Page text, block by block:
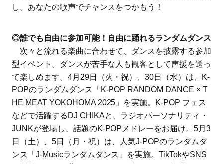
し。あなたの歌声でチャンスをつかもう！
◎誰でも自由に参加可能！自由に踊れるランダムダンス
次々と流れる楽曲に合わせて、ダンスを披露する参加
型イベント。ダンスが苦手な人も観客として声援を送っ
て楽しめます。4月29日（火・祝）、30日（水）は、K-
POPのランダムダンス「K-POP RANDOM DANCE × T
HE MEAT YOKOHOMA 2025」を実施。K-POP フェス
などで活躍するDJ CHIKAと、ラジオパーソナリティ・
JUNKが登場し、話題のK-POPメドレーをお届け。5月3
日（土）、5日（月・祝）は、人気J-POPのランダムダ
ンス「J-Musicランダムダンス」を実施。TikTokやSNS